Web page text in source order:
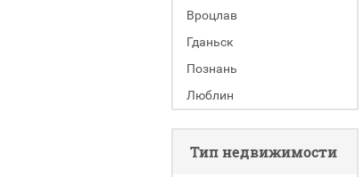
Вроцлав
Гданьск
Познань
Люблин
Тип недвижимости